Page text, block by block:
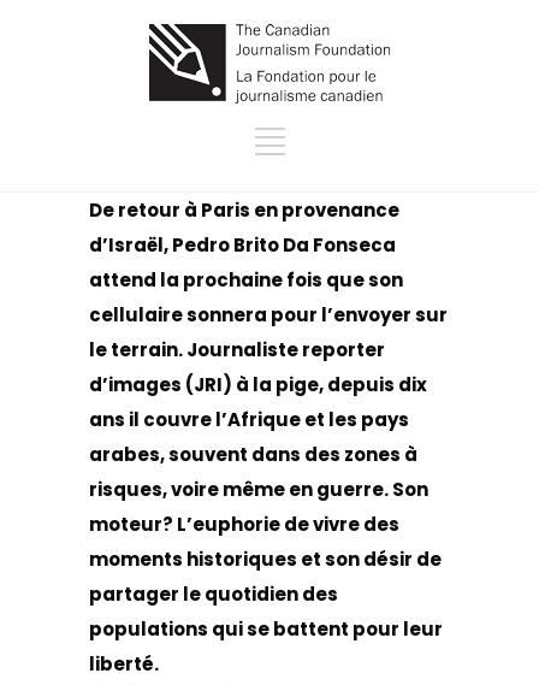
De retour à Paris en provenance
d’Israël, Pedro Brito Da Fonseca
attend la prochaine fois que son
cellulaire sonnera pour l’envoyer sur
le terrain. Journaliste reporter
d’images (JRI) à la pige, depuis dix
ans il couvre l’Afrique et les pays
arabes, souvent dans des zones à
risques, voire même en guerre. Son
moteur? L’euphorie de vivre des
moments historiques et son désir de
partager le quotidien des
populations qui se battent pour leur
liberté.